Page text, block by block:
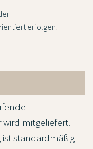
erfolgen.
mitgeliefert.
standardmäßig